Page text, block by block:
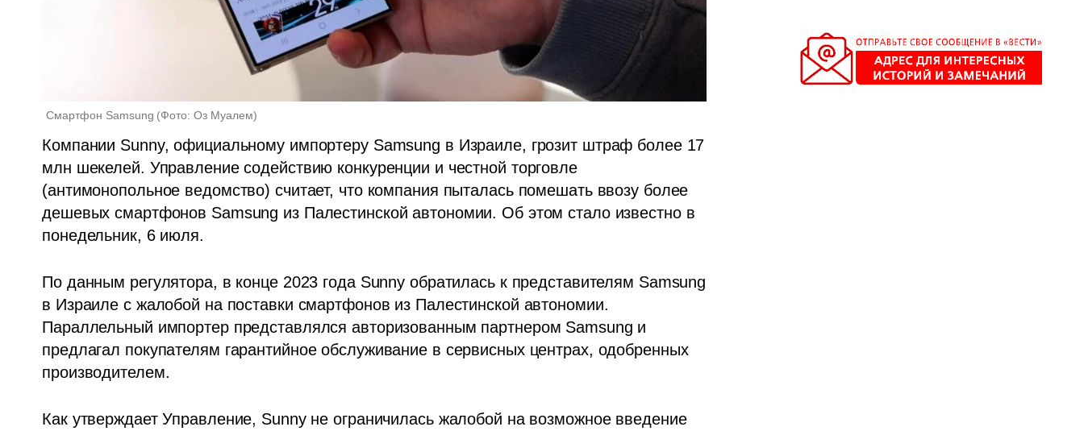
Смартфон Samsung (Фото: Оз Муалем)
Компании Sunny, официальному импортеру Samsung в Израиле, грозит штраф более 17
млн шекелей. Управление содействию конкуренции и честной торговле
(антимонопольное ведомство) считает, что компания пыталась помешать ввозу более
дешевых смартфонов Samsung из Палестинской автономии. Об этом стало известно в
понедельник, 6 июля.
По данным регулятора, в конце 2023 года Sunny обратилась к представителям Samsung
в Израиле с жалобой на поставки смартфонов из Палестинской автономии.
Параллельный импортер представлялся авторизованным партнером Samsung и
предлагал покупателям гарантийное обслуживание в сервисных центрах, одобренных
производителем.
Как утверждает Управление, Sunny не ограничилась жалобой на возможное введение